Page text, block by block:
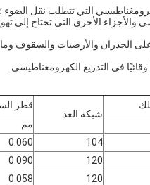
الأخرى التي تحتاج إلى
على الجدران والأرضيات والسقوف
شبكة العد
قطر
مم
104
0.060
120
0.090
120
0.058